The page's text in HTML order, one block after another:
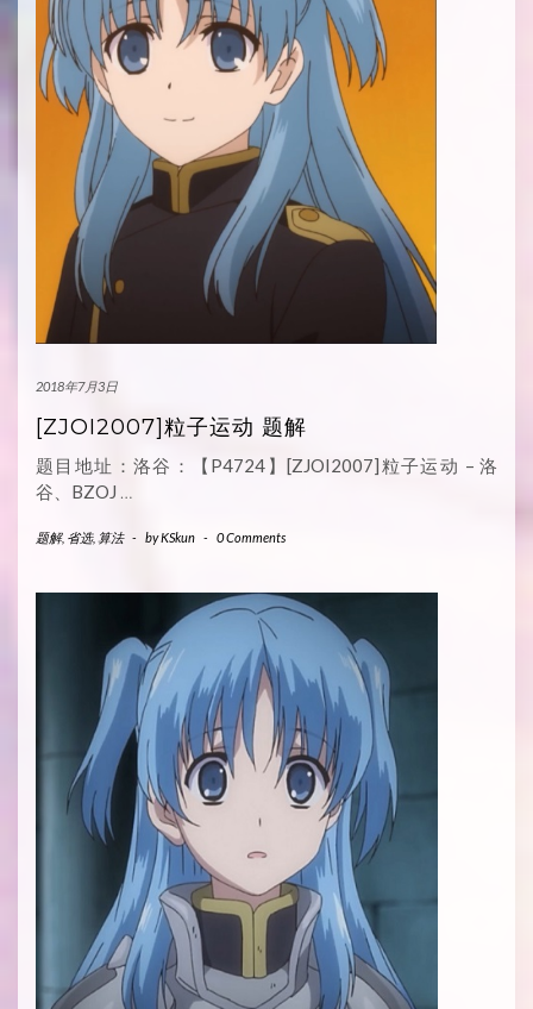
2018年7月3日
[ZJOI2007]粒子运动 题解
题目地址：洛谷：【P4724】[ZJOI2007]粒子运动 – 洛
谷、BZOJ …
题解, 省选, 算法 - byKSkun - 0 Comments